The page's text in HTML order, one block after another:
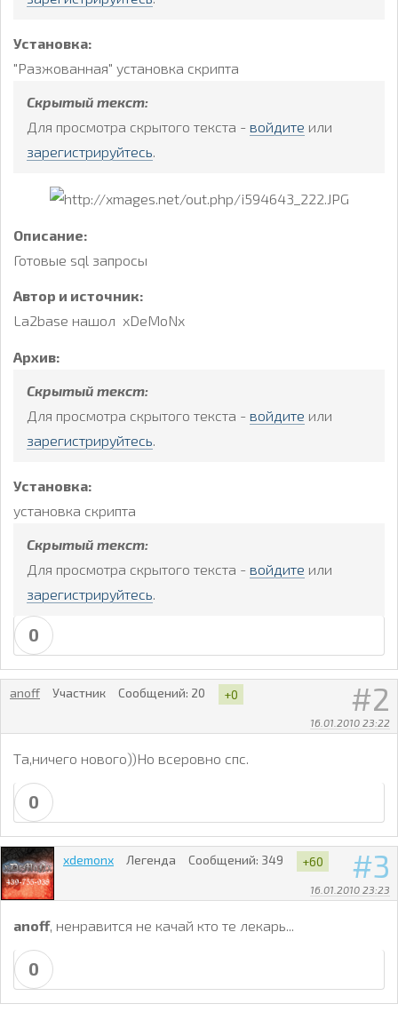
Установка:
"Разжованная" установка скрипта
Скрытый текст:
Для просмотра скрытого текста - войдите или
зарегистрируйтесь
Описание:
Готовые sql запросы
Автор и источник:
La2base нашол xDeMoNx
Архив:
Скрытый текст:
Для просмотра скрытого текста - войдите или
зарегистрируйтесь.
Установка:
установка скрипта
Скрытый текст:
Для просмотра скрытого текста - войдите или
зарегистрируйтесь.
0
2
16.01.2010 23:22
anoff Участник Сообщений: 20 +0
Та,ничего нового))Но всеровно спс.
0
3
16.01.2010 23:23
xdemonx Легенда Сообщений: 349 +60
anoff, ненравится не качай кто те лекарь...
0